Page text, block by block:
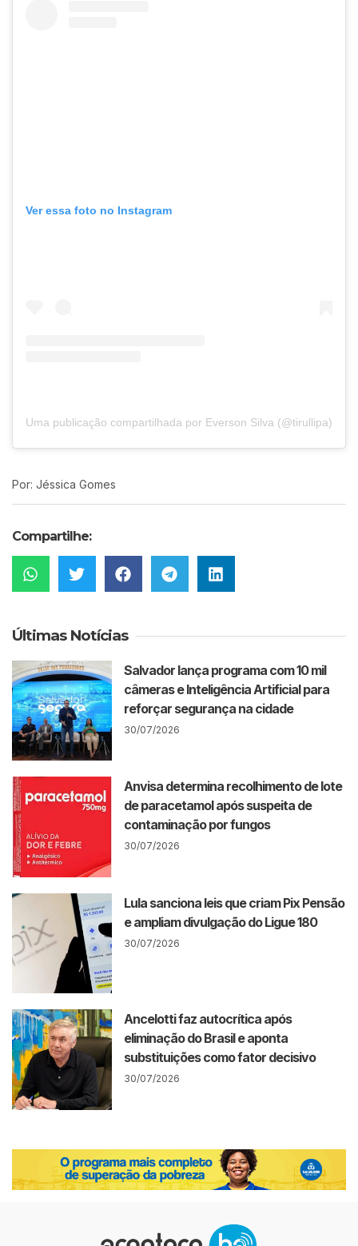
Ver essa foto no Instagram
Uma publicação compartilhada por Everson Silva (@tirullipa)
Por: Jéssica Gomes
Compartilhe:
Últimas Notícias
Salvador lança programa com 10 mil
câmeras e Inteligência Artificial para
reforçar segurança na cidade
30/07/2026
Anvisa determina recolhimento de lote
de paracetamol após suspeita de
contaminação por fungos
30/07/2026
Lula sanciona leis que criam Pix Pensão
e ampliam divulgação do Ligue 180
30/07/2026
Ancelotti faz autocrítica após
eliminação do Brasil e aponta
substituições como fator decisivo
30/07/2026